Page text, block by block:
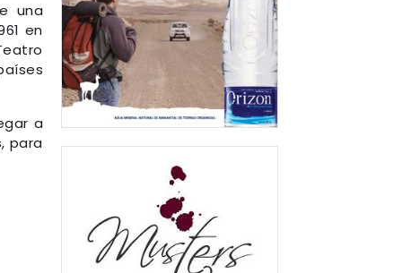
una
en
a
para